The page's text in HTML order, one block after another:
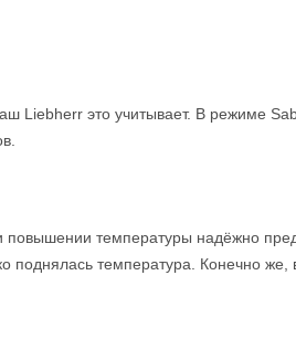
Liebherr это учитывает. В режиме
повышении температуры надёжно
поднялась температура. Конечно